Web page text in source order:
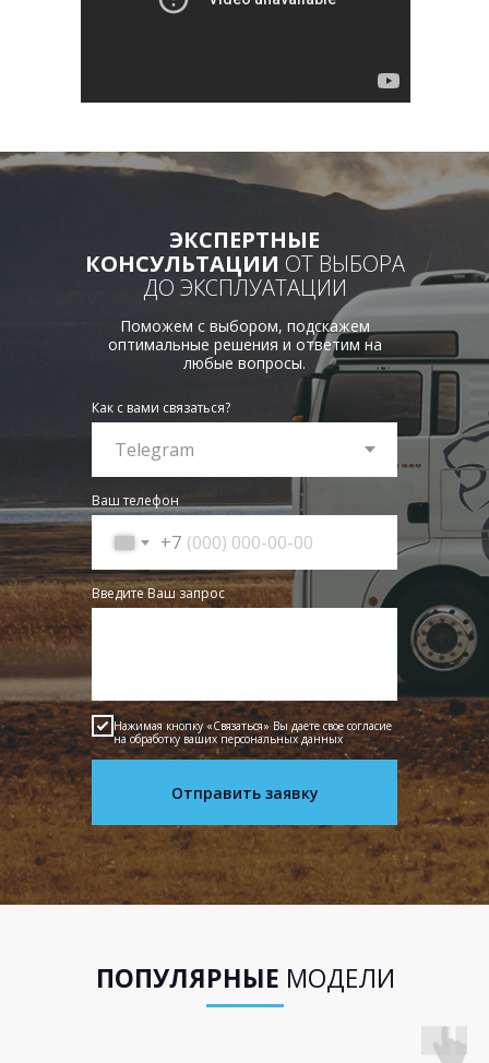
ЭКСПЕРТНЫЕ
КОНСУЛЬТАЦИИ ОТ ВЫБОРА
ДО ЭКСПЛУАТАЦИИ
Поможем с выбором, подскажем
оптимальные решения и ответим на
любые вопросы.
Как с вами связаться?
Ваш телефон
+7
Введите Ваш запрос
Нажимая кнопку «Связаться» Вы даете свое согласие
на обработку ваших персональных данных
Отправить заявку
ПОПУЛЯРНЫЕ МОДЕЛИ